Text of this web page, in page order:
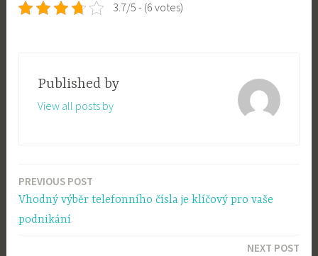
3.7/5 - (6 votes)
Published by
View all posts by
Post
navigation
PREVIOUS POST
Vhodný výběr telefonního čísla je klíčový pro vaše
podnikání
NEXT POST